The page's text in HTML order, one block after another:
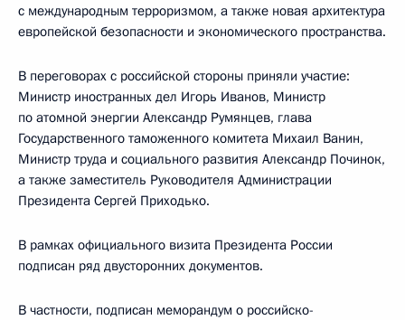
с международным терроризмом, а также новая архитектура
европейской безопасности и экономического пространства.
В переговорах с российской стороны приняли участие:
Министр иностранных дел Игорь Иванов, Министр
по атомной энергии Александр Румянцев, глава
Государственного таможенного комитета Михаил Ванин,
Министр труда и социального развития Александр Починок,
а также заместитель Руководителя Администрации
Президента Сергей Приходько.
В рамках официального визита Президента России
подписан ряд двусторонних документов.
В частности, подписан меморандум о российско-